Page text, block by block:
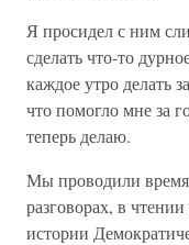
Я просидел с ним
сделать что-то
каждое утро делать
что помогло мне за
теперь делаю.
Мы проводили
разговорах, в
истории